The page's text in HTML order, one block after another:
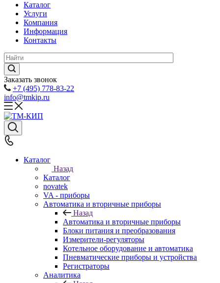
Каталог
Услуги
Компания
Информация
Контакты
Заказать звонок
+7 (495) 778-83-22
info@tmkip.ru
Каталог
Назад
Каталог
novatek
VA - приборы
Автоматика и вторичные приборы
Назад
Автоматика и вторичные приборы
Блоки питания и преобразования
Измерители-регуляторы
Котельное оборудование и автоматика
Пневматические приборы и устройства
Регистраторы
Аналитика